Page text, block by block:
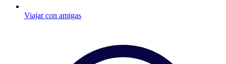
Viajar con amigas